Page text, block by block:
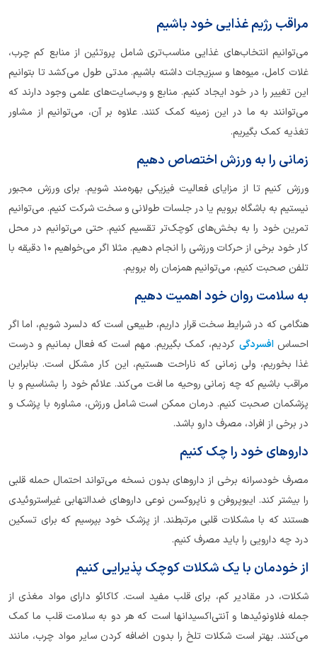
مراقب رژیم غذایی خود باشیم
می‌توانیم انتخاب‌های غذایی مناسب‌تری شامل پروتئین از منابع کم چرب،
غلات کامل، میوه‌ها و سبزیجات داشته باشیم. مدتی طول می‌کشد تا بتوانیم
این تغییر را در خود ایجاد کنیم. منابع و وب‌سایت‌های علمی وجود دارند که
می‌توانند به ما در این زمینه کمک کنند. علاوه بر آن، می‌توانیم از مشاور
تغذیه کمک بگیریم.
زمانی را به ورزش اختصاص دهیم
ورزش کنیم تا از مزایای فعالیت فیزیکی بهره‌مند شویم. برای ورزش مجبور
نیستیم به باشگاه برویم یا در جلسات طولانی و سخت شرکت کنیم. می‌توانیم
تمرین خود را به بخش‌های کوچک‌تر تقسیم کنیم. حتی می‌توانیم در محل
کار خود برخی از حرکات ورزشی را انجام دهیم. مثلا اگر می‌خواهیم 10 دقیقه با
تلفن صحبت کنیم، می‌توانیم همزمان راه برویم.
به سلامت روان خود اهمیت دهیم
هنگامی که در شرایط سخت قرار داریم، طبیعی است که دلسرد شویم، اما اگر
احساسافسردگی کردیم، کمک بگیریم. مهم است که فعال بمانیم و درست
غذا بخوریم، ولی زمانی که ناراحت هستیم، این کار مشکل است. بنابراین
مراقب باشیم که چه زمانی روحیه ما افت می‌کند. علائم خود را بشناسیم و با
پزشکمان صحبت کنیم. درمان ممکن است شامل ورزش، مشاوره با پزشک و
در برخی از افراد، مصرف دارو باشد.
داروهای خود را چک کنیم
مصرف خودسرانه برخی از داروهای بدون نسخه می‌تواند احتمال حمله قلبی
را بیشتر کند. ایبوپروفن و ناپروکسن نوعی داروهای ضدالتهابی غیراستروئیدی
هستند که با مشکلات قلبی مرتبطند. از پزشک خود بپرسیم که برای تسکین
درد چه دارویی را باید مصرف کنیم.
از خودمان با یک شکلات کوچک پذیرایی کنیم
شکلات، در مقادیر کم، برای قلب مفید است. کاکائو دارای مواد مغذی از
جمله فلاونوئیدها و آنتی‌اکسیدانها است که هر دو به سلامت قلب ما کمک
می‌کنند. بهتر است شکلات تلخ را بدون اضافه کردن سایر مواد چرب، مانند